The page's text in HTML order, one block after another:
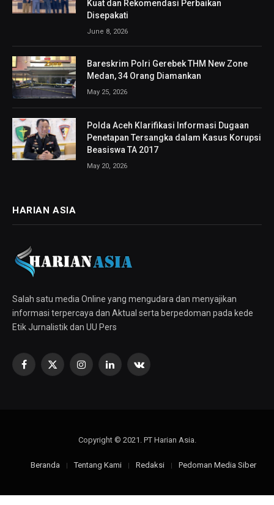
Kuat dan Rekomendasi Perbaikan
Disepakati
June 8, 2026
Bareskrim Polri Gerebek THM New Zone
Medan, 34 Orang Diamankan
May 25, 2026
Polda Aceh Klarifikasi Informasi Dugaan
Penetapan Tersangka dalam Kasus Korupsi
Beasiswa TA 2017
May 20, 2026
HARIAN ASIA
Salah satu media Online yang mengudara dan menyajikan
informasi terpercaya dan Aktual serta berpedoman pada kede
Etik Jurnalistik dan UU Pers
Facebook
X
InstagramLinkedInVKontakte
Copyright © 2021. PT Harian Asia.
Beranda Tentang Kami Redaksi Pedoman Media Siber